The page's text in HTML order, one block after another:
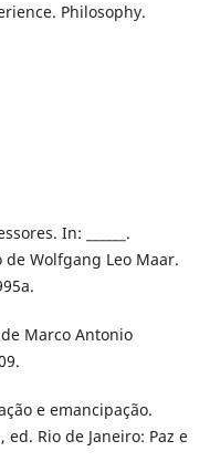
Philosophy.
In: ______.
de Wolfgang Leo Maar.
de Marco Antonio
e emancipação.
Rio de Janeiro: Paz e